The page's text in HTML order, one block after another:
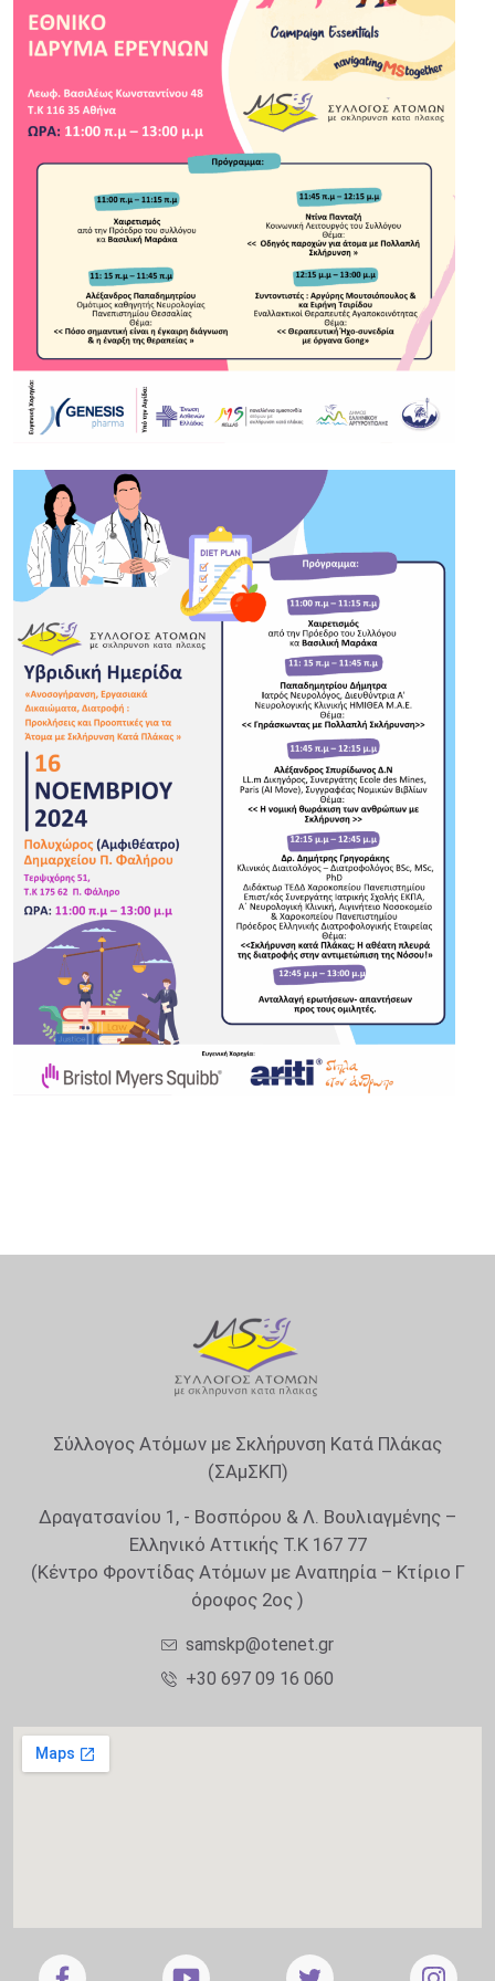
Σύλλογος Ατόμων με Σκλήρυνση Κατά Πλάκας
(ΣΑμΣΚΠ)
Δραγατσανίου 1, - Βοσπόρου & Λ. Βουλιαγμένης –
Ελληνικό Αττικής Τ.Κ 167 77
(Κέντρο Φροντίδας Ατόμων με Αναπηρία – Κτίριο Γ
όροφος 2ος )
samskp@otenet.gr
+30 697 09 16 060